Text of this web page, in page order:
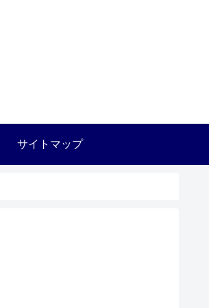
サイトマップ